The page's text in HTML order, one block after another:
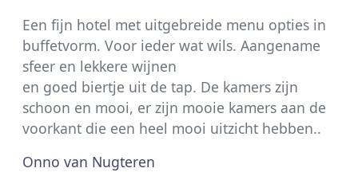
Een fijn hotel met uitgebreide menu opties in
buffetvorm. Voor ieder wat wils. Aangename
sfeer en lekkere wijnen
en goed biertje uit de tap. De kamers zijn
schoon en mooi, er zijn mooie kamers aan de
voorkant die een heel mooi uitzicht hebben..
Onno van Nugteren